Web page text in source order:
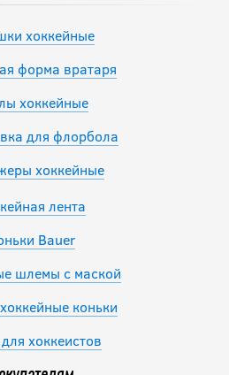
хоккейные
форма вратаря
хоккейные
для флорбола
хоккейные
лента
Bauer
шлемы с маской
коньки
хоккеистов